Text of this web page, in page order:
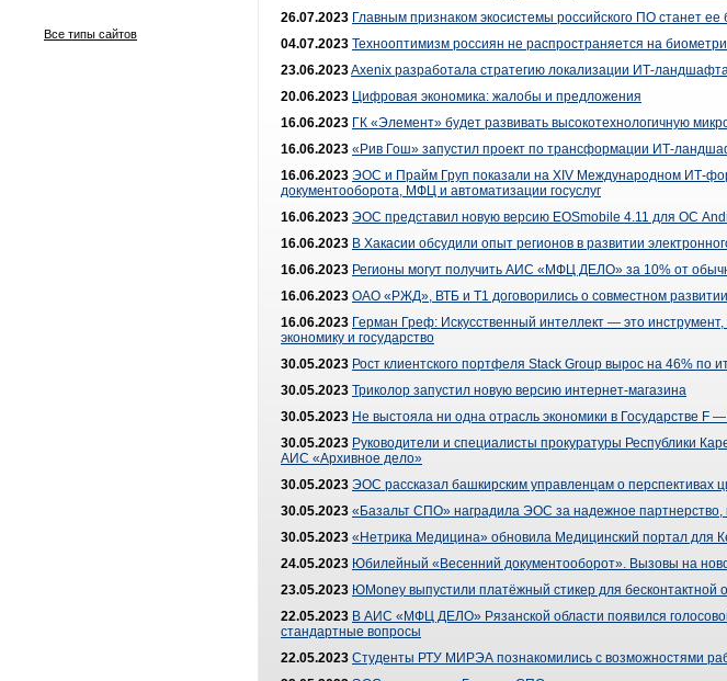
Все типы сайтов
26.07.2023 Главным признаком экосистемы российского ПО станет ее
04.07.2023 Технооптимизм россиян не распространяется на
23.06.2023Axenix разработала стратегию локализации ИТ-
20.06.2023 Цифровая экономика: жалобы и предложения
16.06.2023 ГК «Элемент» будет развивать высокотехнологичную
16.06.2023 «Рив Гош» запустил проект по трансформации ИТ-
16.06.2023 ЭОС и Прайм Груп показали на XIV Международном ИТ-
документооборота, МФЦ и автоматизации госуслуг
16.06.2023 ЭОС представил новую версию EOSmobile 4.11 для ОС
16.06.2023 В Хакасии обсудили опыт регионов в развитии
16.06.2023 Регионы могут получить АИС «МФЦ ДЕЛО» за 10% от
16.06.2023 ОАО «РЖД», ВТБ и Т1 договорились о совместном
16.06.2023 Герман Греф: Искусственный интеллект — это
экономику и государство
30.05.2023 Рост клиентского портфеля Stack Group вырос на 46% по
30.05.2023 Триколор запустил новую версию интернет-магазина
30.05.2023 Не выстояла ни одна отрасль экономики в Государстве F
30.05.2023 Руководители и специалисты прокуратуры Республики
АИС «Архивное дело»
30.05.2023 ЭОС рассказал башкирским управленцам о перспективах
30.05.2023 «Базальт СПО» наградила ЭОС за надежное
30.05.2023 «Нетрика Медицина» обновила Медицинский портал для
24.05.2023 Юбилейный «Весенний документооборот». Вызовы на
23.05.2023 ЮMoney выпустили платёжный стикер для бесконтактной
22.05.2023 В АИС «МФЦ ДЕЛО» Рязанской области появился
стандартные вопросы
22.05.2023 Студенты РТУ МИРЭА познакомились с возможностями